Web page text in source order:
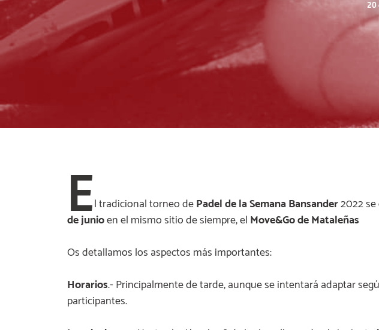
20
El tradicional torneo dePadel de la Semana Bansander2022 se
de junioen el mismo sitio de siempre, el Move&Go de Mataleñas
Os detallamos los aspectos más importantes:
Horarios.- Principalmente de tarde, aunque se intentará adaptar
participantes.